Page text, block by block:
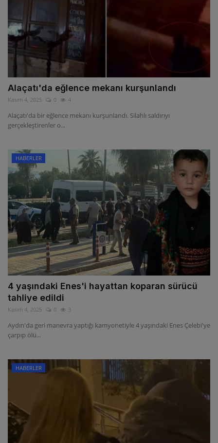
Alaçatı'da eğlence mekanı kurşunlandı
Kasım 4, 2025 0 4
Alaçatı'da bir eğlence mekanı kurşunlandı. Silahlı saldırıyı
gerçekleştirenler o...
HABERLER
4 yaşındaki Enes'i hayattan koparan sürücü
tahliye edildi
Kasım 4, 2025 0 3
Aydın'da geri manevra yaptığı kamyonetiyle 4 yaşındaki Enes Çelebi'ye
çarpıp ölü...
HABERLER